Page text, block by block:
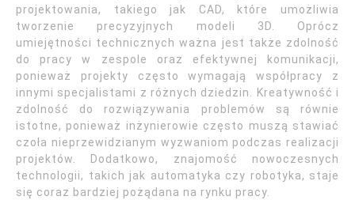
projektowania, takiego jak CAD, które umożliwia
tworzenie precyzyjnych modeli 3D. Oprócz
umiejętności technicznych ważna jest także zdolność
do pracy w zespole oraz efektywnej komunikacji,
ponieważ projekty często wymagają współpracy z
innymi specjalistami z różnych dziedzin. Kreatywność i
zdolność do rozwiązywania problemów są równie
istotne, ponieważ inżynierowie często muszą stawiać
czoła nieprzewidzianym wyzwaniom podczas realizacji
projektów. Dodatkowo, znajomość nowoczesnych
technologii, takich jak automatyka czy robotyka, staje
się coraz bardziej pożądana na rynku pracy.